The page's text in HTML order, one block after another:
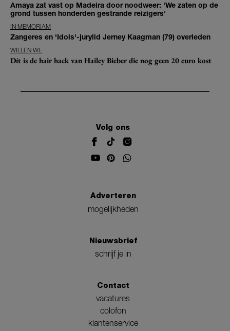
Amaya zat vast op Madeira door noodweer: 'We zaten op de
grond tussen honderden gestrande reizigers'
IN MEMORIAM
Zangeres en 'Idols'-jurylid Jerney Kaagman (79) overleden
WILLEN WE
Dít is de hair hack van Hailey Bieber die nog geen 20 euro kost
Volg ons
Adverteren
mogelijkheden
Nieuwsbrief
schrijf je in
Contact
vacatures
colofon
klantenservice